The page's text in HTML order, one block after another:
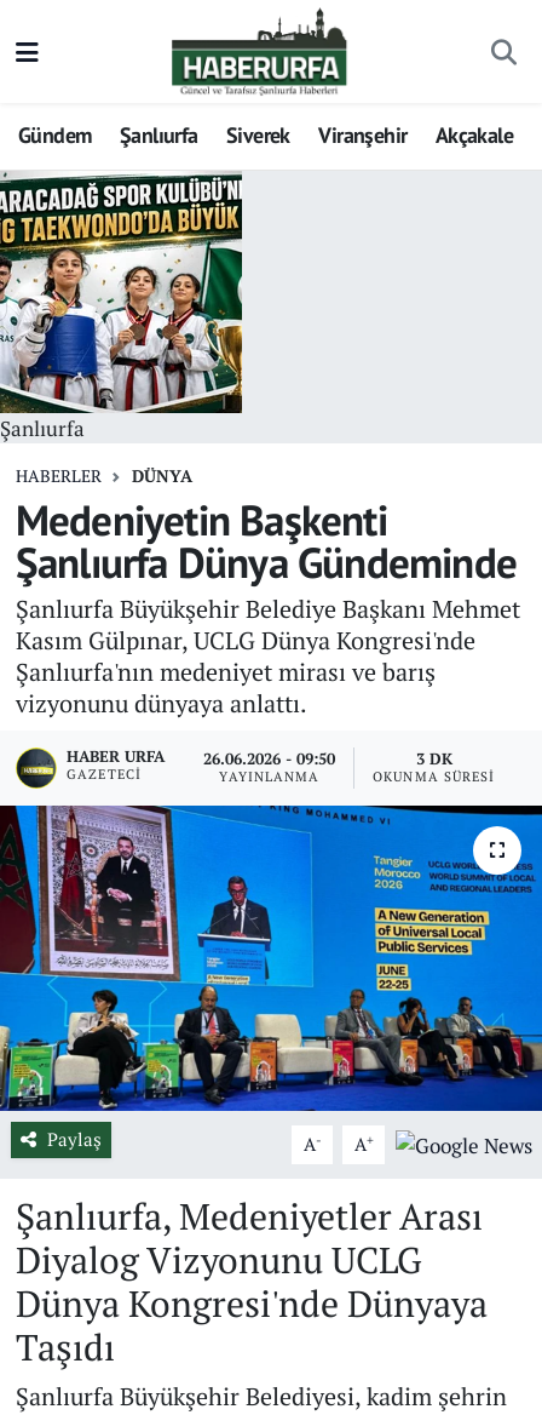
Gündem Şanlıurfa Siverek Viranşehir Akçakale
Şanlıurfa
HABERLER DÜNYA
Medeniyetin Başkenti
Şanlıurfa Dünya Gündeminde
Şanlıurfa Büyükşehir Belediye Başkanı Mehmet
Kasım Gülpınar, UCLG Dünya Kongresi'nde
Şanlıurfa'nın medeniyet mirası ve barış
vizyonunu dünyaya anlattı.
HABER URFA
GAZETECI
26.06.2026 - 09:50
YAYINLANMA
3 DK
OKUNMA SÜRESI
Paylaş A- A+
Şanlıurfa, Medeniyetler Arası
Diyalog Vizyonunu UCLG
Dünya Kongresi'nde Dünyaya
Taşıdı
Şanlıurfa Büyükşehir Belediyesi, kadim şehrin